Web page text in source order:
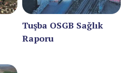
Tuşba OSGB Sağlık
Raporu